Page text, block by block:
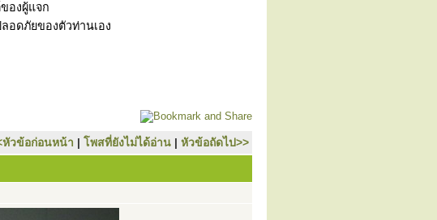
องผู้แจก
อดภัยของตัวท่านเอง
หัวข้อก่อนหน้า | โพสที่ยังไม่ได้อ่าน | หัวข้อถัดไป>>